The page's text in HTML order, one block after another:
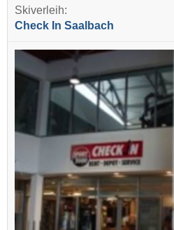
Skiverleih:
Check In Saalbach